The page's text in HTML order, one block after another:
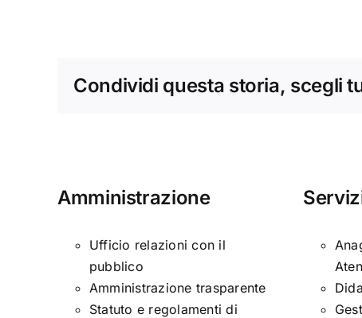
Condividi questa storia, scegli
Amministrazione
Ufficio relazioni con il
pubblico
Amministrazione trasparente
Statuto e regolamenti di